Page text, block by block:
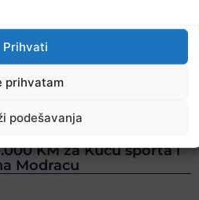
Prihvati
prihvatam
podešavanja
KM za Kuću sporta i
Modracu